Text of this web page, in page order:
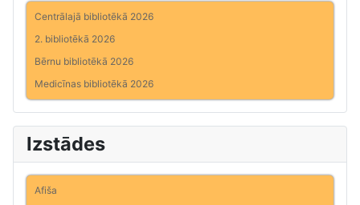
Centrālajā bibliotēkā 2026
2. bibliotēkā 2026
Bērnu bibliotēkā 2026
Medicīnas bibliotēkā 2026
Izstādes
Afiša